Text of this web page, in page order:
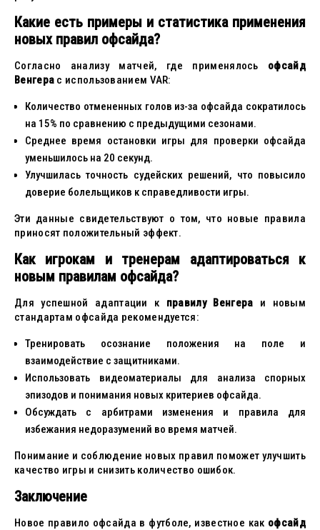
Какие есть примеры и статистика применения
новых правил офсайда?
Согласно анализу матчей, где применялось офсайд
Венгера с использованием VAR:
Количество отмененных голов из-за офсайда сократилось
на 15% по сравнению с предыдущими сезонами.
Среднее время остановки игры для проверки офсайда
уменьшилось на 20 секунд.
Улучшилась точность судейских решений, что повысило
доверие болельщиков к справедливости игры.
Эти данные свидетельствуют о том, что новые правила
приносят положительный эффект.
Как игрокам и тренерам адаптироваться к
новым правилам офсайда?
Для успешной адаптации к правилу Венгера и новым
стандартам офсайда рекомендуется:
Тренировать осознание положения на поле и
взаимодействие с защитниками.
Использовать видеоматериалы для анализа спорных
эпизодов и понимания новых критериев офсайда.
Обсуждать с арбитрами изменения и правила для
избежания недоразумений во время матчей.
Понимание и соблюдение новых правил поможет улучшить
качество игры и снизить количество ошибок.
Заключение
Новое правило офсайда в футболе, известное как офсайд